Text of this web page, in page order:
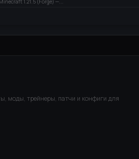
1.21.5 (Forge) —...
моды, трейнеры, патчи и конфиги для